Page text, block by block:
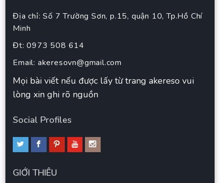
Địa chỉ: Số 7 Trường Sơn, p.15, quận 10, Tp.Hồ Chí
Minh
Đt: 0973 508 614
Email: akeresovn@gmail.com
Mọi bài viết nếu được lấy từ trang akereso vui
lòng xin ghi rõ nguồn
Social Profiles
GIỚI THIÊU